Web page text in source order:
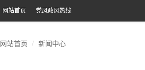
网站首页 党风政风热线
网站首页 新闻中心